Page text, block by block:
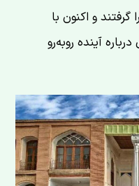
و اکنون با
آینده روبه‌رو